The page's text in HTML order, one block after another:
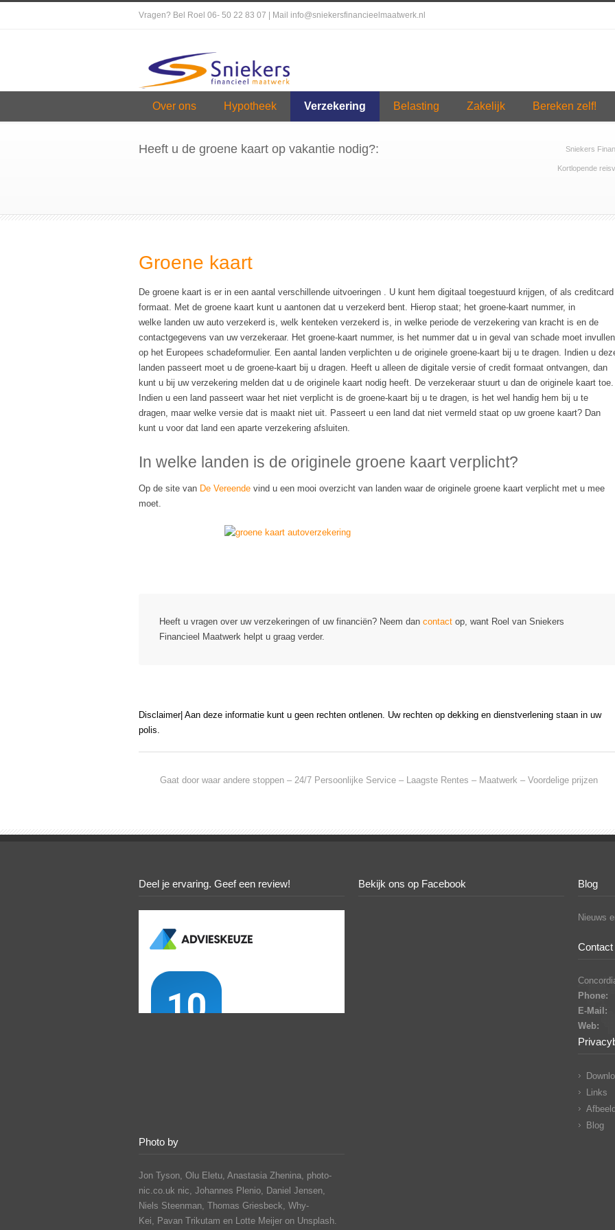
Vragen? Bel Roel 06- 50 22 83 07 | Mail info@sniekersfinancieelmaatwerk.nl
Over ons Hypotheek Verzekering Belasting Zakelijk Bereken zelf!
Heeft u de groene kaart op vakantie nodig?: Sniekers
Kortlopende
Groene kaart
De groene kaart is er in een aantal verschillende uitvoeringen . U kunt hem digitaal toegestuurd krijgen, of als creditcard
formaat. Met de groene kaart kunt u aantonen dat u verzekerd bent. Hierop staat; het groene-kaart nummer, in
welke landen uw auto verzekerd is, welk kenteken verzekerd is, in welke periode de verzekering van kracht is en de
contactgegevens van uw verzekeraar. Het groene-kaart nummer, is het nummer dat u in geval van schade moet invullen
op het Europees schadeformulier. Een aantal landen verplichten u de originele groene-kaart bij u te dragen. Indien u
landen passeert moet u de groene-kaart bij u dragen. Heeft u alleen de digitale versie of credit formaat ontvangen, dan
kunt u bij uw verzekering melden dat u de originele kaart nodig heeft. De verzekeraar stuurt u dan de originele kaart toe.
Indien u een land passeert waar het niet verplicht is de groene-kaart bij u te dragen, is het wel handig hem bij u te
dragen, maar welke versie dat is maakt niet uit. Passeert u een land dat niet vermeld staat op uw groene kaart? Dan
kunt u voor dat land een aparte verzekering afsluiten.
In welke landen is de originele groene kaart verplicht?
Op de site van De Vereende vind u een mooi overzicht van landen waar de originele groene kaart verplicht met u mee
moet.
Heeft u vragen over uw verzekeringen of uw financiën? Neem dan contact op, want Roel van Sniekers
Financieel Maatwerk helpt u graag verder.
Disclaimer| Aan deze informatie kunt u geen rechten ontlenen. Uw rechten op dekking en dienstverlening staan in uw
polis.
Gaat door waar andere stoppen – 24/7 Persoonlijke Service – Laagste Rentes – Maatwerk – Voordelige prijzen
Deel je ervaring. Geef een review! Bekijk ons op Facebook Blog
Nieuws
Contact
Phone:
E-Mail:
Web:
Links
Blog
Photo by
Jon Tyson, Olu Eletu, Anastasia Zhenina, photo-
nic.co.uk nic, Johannes Plenio, Daniel Jensen,
Niels Steenman, Thomas Griesbeck, Why-
Kei, Pavan Trikutam en Lotte Meijer on Unsplash.